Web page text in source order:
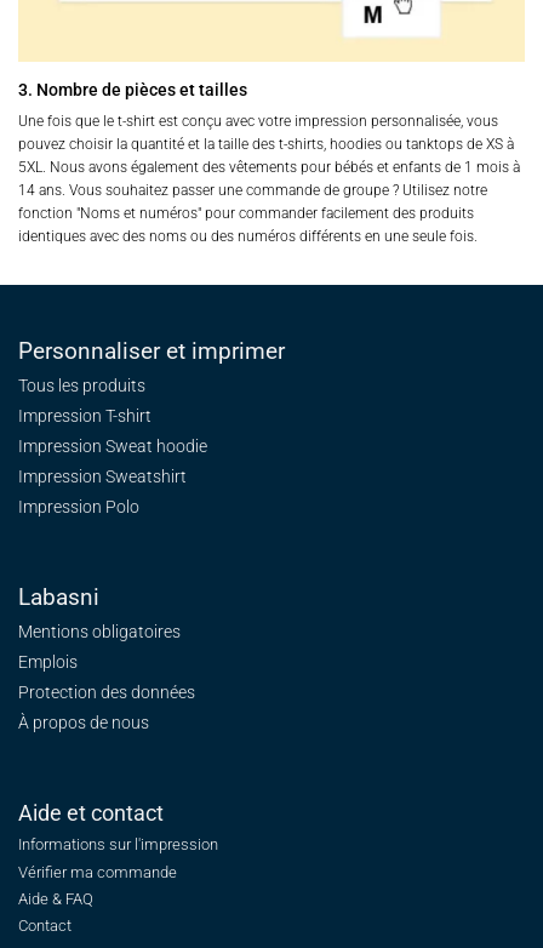
3. Nombre de pièces et tailles
Une fois que le t-shirt est conçu avec votre impression personnalisée, vous
pouvez choisir la quantité et la taille des t-shirts, hoodies ou tanktops de XS à
5XL. Nous avons également des vêtements pour bébés et enfants de 1 mois à
14 ans. Vous souhaitez passer une commande de groupe ? Utilisez notre
fonction "Noms et numéros" pour commander facilement des produits
identiques avec des noms ou des numéros différents en une seule fois.
Personnaliser et imprimer
Tous les produits
Impression T-shirt
Impression Sweat hoodie
Impression Sweatshirt
Impression Polo
Labasni
Mentions obligatoires
Emplois
Protection des données
À propos de nous
Aide et contact
Informations sur l'impression
Vérifier ma commande
Aide & FAQ
Contact